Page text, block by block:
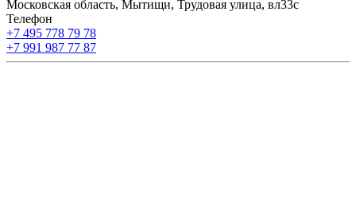
Московская область, Мытищи, Трудовая улица, вл33с
Телефон
+7 495 778 79 78
+7 991 987 77 87